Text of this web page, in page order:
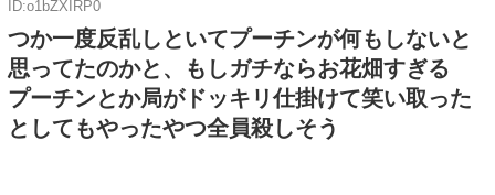
ID:o1bZXIRP0
つか一度反乱しといてプーチンが何もしないと
思ってたのかと、もしガチならお花畑すぎる
プーチンとか局がドッキリ仕掛けて笑い取った
としてもやったやつ全員殺しそう